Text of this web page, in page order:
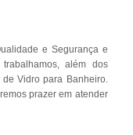
e Segurança e
além dos
Vidro para Banheiro.
prazer em atender